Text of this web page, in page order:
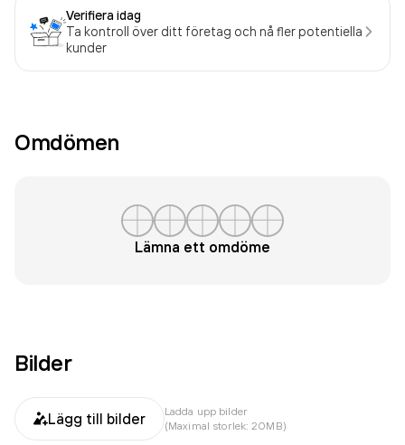
Verifiera idag
Ta kontroll över ditt företag och nå fler potentiella
kunder
Omdömen
Lämna ett omdöme
Bilder
Lägg till bilder
Ladda upp bilder
(Maximal storlek: 20MB)